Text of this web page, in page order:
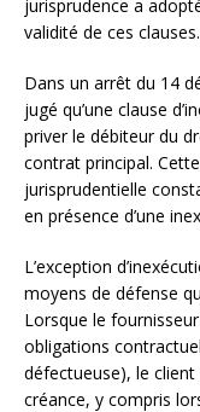
jurisprudence a
validité de ces clauses.
Dans un arrêt du 14
jugé qu’une clause
priver le débiteur du
contrat principal.
jurisprudentielle
en présence d’une
L’exception
moyens de défense
Lorsque le
obligations
défectueuse), le
créance, y compris